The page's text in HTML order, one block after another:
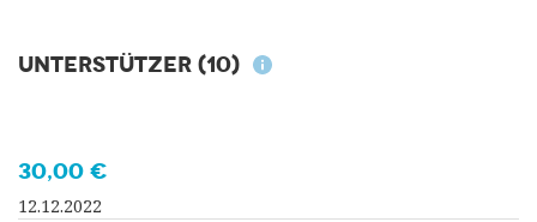
Unterstützer (10)
30,00 €
12.12.2022